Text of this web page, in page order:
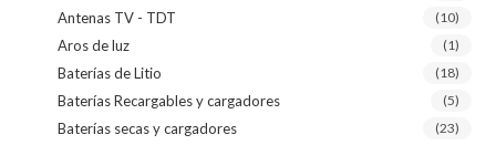
Antenas TV - TDT (10)
Aros de luz (1)
Baterías de Litio (18)
Baterías Recargables y cargadores (5)
Baterías secas y cargadores (23)